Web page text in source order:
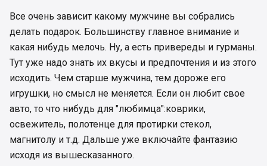
Все очень зависит какому мужчине вы собрались
делать подарок. Большинству главное внимание и
какая нибудь мелочь. Ну, а есть привереды и гурманы.
Тут уже надо знать их вкусы и предпочтения и из этого
исходить. Чем старше мужчина, тем дороже его
игрушки, но смысл не меняется. Если он любит свое
авто, то что нибудь для "любимца":коврики,
освежитель, полотенце для протирки стекол,
магнитолу и т.д. Дальше уже включайте фантазию
исходя из вышесказанного.